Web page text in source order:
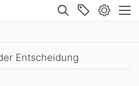
(KMG)
Werke
Entscheidung